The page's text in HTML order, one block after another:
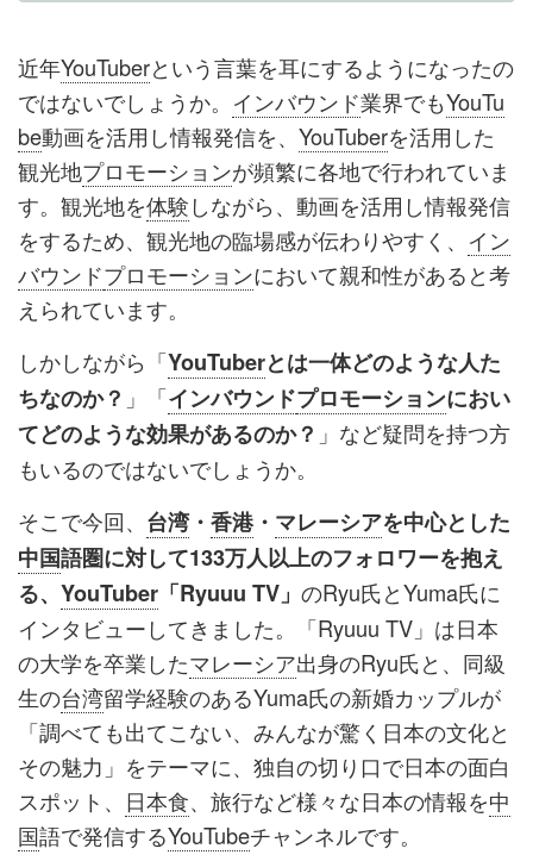
加
近年YouTuberという言葉を耳にするようになったの
ではないでしょうか。 インバウンド業界でもYouTu
be動画を活用し情報発信を、 YouTuberを活用した
観光地プロモーションが頻繁に各地で行われていま
す。観光地を体験しながら、動画を活用し情報発信
をするため、観光地の臨場感が伝わりやすく、 イン
バウンドプロモーションにおいて親和性があると考
えられています。
しかしながら「YouTuberとは一体どのような人た
ちなのか？ 」「インバウンドプロモーションにおい
てどのような効果があるのか？ 」など疑問を持つ方
もいるのではないでしょうか。
そこで今回、 台湾・ 香港・ マレーシアを中心とした
中国語圏に対して133万人以上のフォロワーを抱え
る、 YouTuber 「Ryuuu TV」 のRyu氏とYuma氏に
インタビューしてきました。「Ryuuu TV」は日本
の大学を卒業したマレーシア出身のRyu氏と、同級
生の台湾留学経験のあるYuma氏の新婚カップルが
「調べても出てこない、みんなが驚く日本の文化と
その魅力」をテーマに、独自の切り口で日本の面白
スポット、 日本食、旅行など様々な日本の情報を中
国語で発信するYouTubeチャンネルです。